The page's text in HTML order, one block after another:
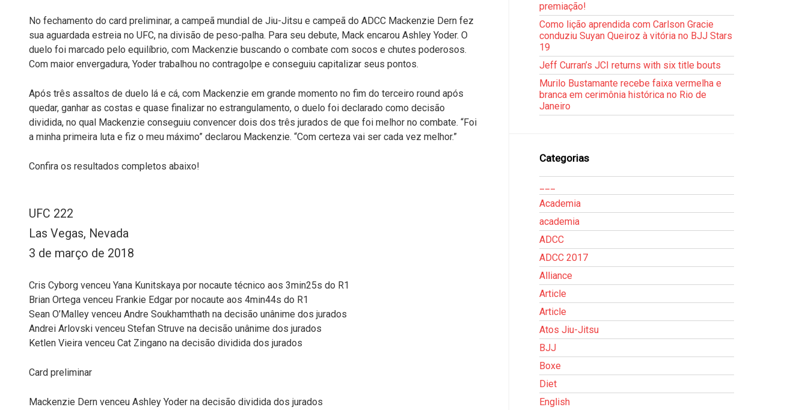
No fechamento do card preliminar, a campeã mundial de Jiu-Jitsu e campeã do ADCC Mackenzie Dern fez
sua aguardada estreia no UFC, na divisão de peso-palha. Para seu debute, Mack encarou Ashley Yoder. O
duelo foi marcado pelo equilíbrio, com Mackenzie buscando o combate com socos e chutes poderosos.
Com maior envergadura, Yoder trabalhou no contragolpe e conseguiu capitalizar seus pontos.
Após três assaltos de duelo lá e cá, com Mackenzie em grande momento no fim do terceiro round após
quedar, ganhar as costas e quase finalizar no estrangulamento, o duelo foi declarado como decisão
dividida, no qual Mackenzie conseguiu convencer dois dos três jurados de que foi melhor no combate. “Foi
a minha primeira luta e fiz o meu máximo” declarou Mackenzie. “Com certeza vai ser cada vez melhor.”
Confira os resultados completos abaixo!
UFC 222
Las Vegas, Nevada
3 de março de 2018
Cris Cyborg venceu Yana Kunitskaya por nocaute técnico aos 3min25s do R1
Brian Ortega venceu Frankie Edgar por nocaute aos 4min44s do R1
Sean O’Malley venceu Andre Soukhamthath na decisão unânime dos jurados
Andrei Arlovski venceu Stefan Struve na decisão unânime dos jurados
Ketlen Vieira venceu Cat Zingano na decisão dividida dos jurados
Card preliminar
Mackenzie Dern venceu Ashley Yoder na decisão dividida dos jurados
premiação!
Como lição aprendida com Carlson Gracie
conduziu Suyan Queiroz à vitória no BJJ Stars
19
Jeff Curran’s JCI returns with six title bouts
Murilo Bustamante recebe faixa vermelha e
branca em cerimônia histórica no Rio de
Janeiro
Categorias
Academia
academia
ADCC
ADCC 2017
Alliance
Article
Article
Atos Jiu-Jitsu
BJJ
Boxe
Diet
English